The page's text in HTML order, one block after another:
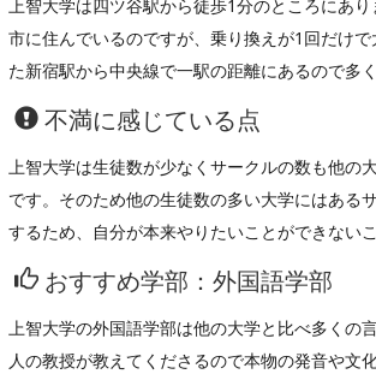
上智大学は四ツ谷駅から徒歩1分のところにあり
市に住んでいるのですが、乗り換えが1回だけで
た新宿駅から中央線で一駅の距離にあるので多
不満に感じている点
上智大学は生徒数が少なくサークルの数も他の
です。そのため他の生徒数の多い大学にはある
するため、自分が本来やりたいことができない
おすすめ学部：外国語学部
上智大学の外国語学部は他の大学と比べ多くの
人の教授が教えてくださるので本物の発音や文